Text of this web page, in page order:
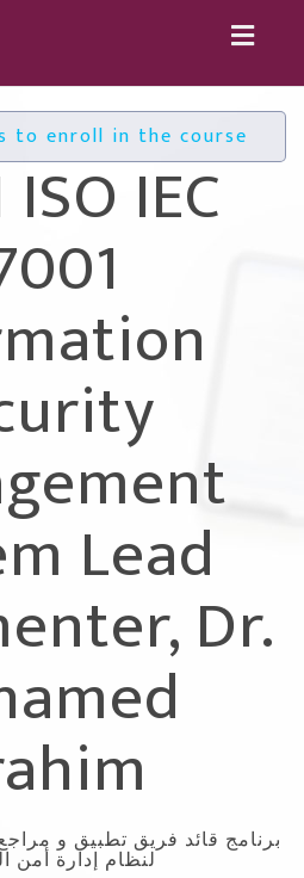
to enroll in the course
IEC
Lead
Dr.
لنظام إدارة أمن